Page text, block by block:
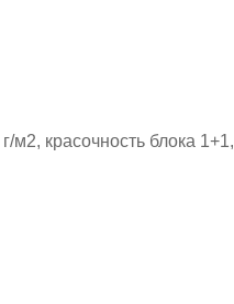
м2, красочность блока 1+1,